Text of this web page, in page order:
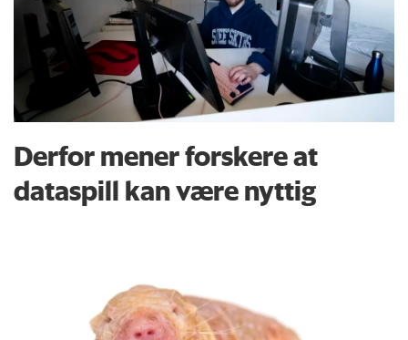
Derfor mener forskere at
dataspill kan være nyttig